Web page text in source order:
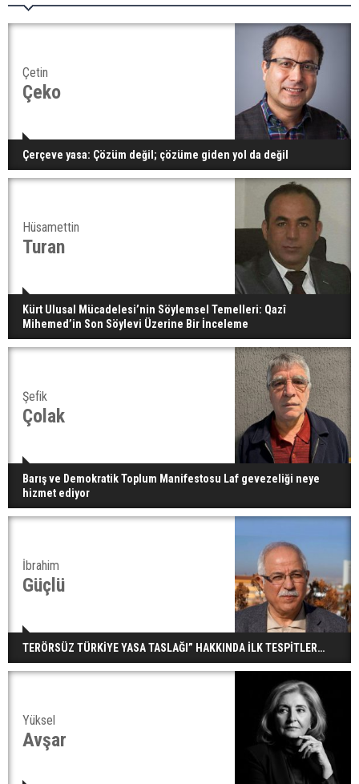
Çetin
Çeko
Çerçeve yasa: Çözüm değil; çözüme giden yol da değil
Hüsamettin
Turan
Kürt Ulusal Mücadelesi’nin Söylemsel Temelleri: Qazî
Mihemed’in Son Söylevi Üzerine Bir İnceleme
Şefik
Çolak
Barış ve Demokratik Toplum Manifestosu Laf gevezeliği neye
hizmet ediyor
İbrahim
Güçlü
TERÖRSÜZ TÜRKİYE YASA TASLAĞI” HAKKINDA İLK TESPİTLER…
Yüksel
Avşar